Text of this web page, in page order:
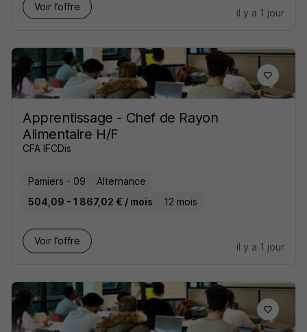
Voir l’offre
il y a 1 jour
Apprentissage - Chef de Rayon
Alimentaire H/F
CFA IFCDis
Pamiers - 09
Alternance
504,09 - 1 867,02 € / mois
12 mois
Voir l’offre
il y a 1 jour